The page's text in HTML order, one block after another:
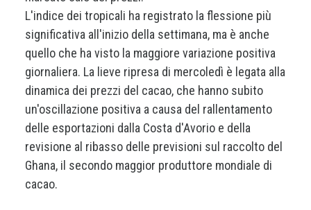
L'indice dei tropicali ha registrato la flessione più
significativa all'inizio della settimana, ma è anche
quello che ha visto la maggiore variazione positiva
giornaliera. La lieve ripresa di mercoledì è legata alla
dinamica dei prezzi del cacao, che hanno subito
un'oscillazione positiva a causa del rallentamento
delle esportazioni dalla Costa d'Avorio e della
revisione al ribasso delle previsioni sul raccolto del
Ghana, il secondo maggior produttore mondiale di
cacao.